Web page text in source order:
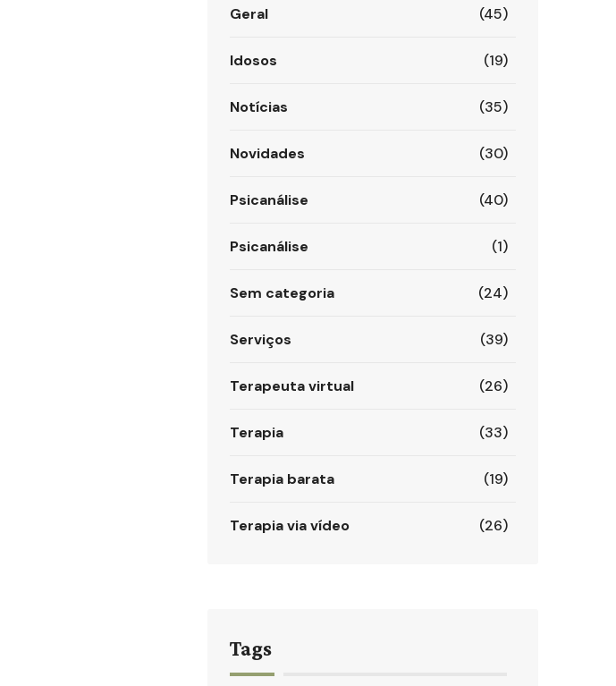
Geral (45)
Idosos (19)
Notícias (35)
Novidades (30)
Psicanálise (40)
Psicanálise (1)
Sem categoria (24)
Serviços (39)
Terapeuta virtual (26)
Terapia (33)
Terapia barata (19)
Terapia via vídeo (26)
Tags